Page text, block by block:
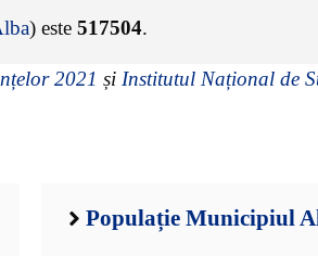
) este 517504.
2021 și Institutul Național de
Populație Municipiul